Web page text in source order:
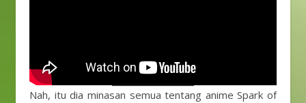
Nah, itu dia minasan semua tentang anime Spark of